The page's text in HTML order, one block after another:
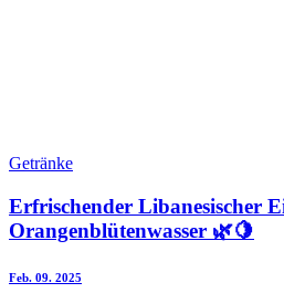
Getränke
Erfrischender Libanesischer
Orangenblütenwasser 🌿🍋
Feb. 09. 2025